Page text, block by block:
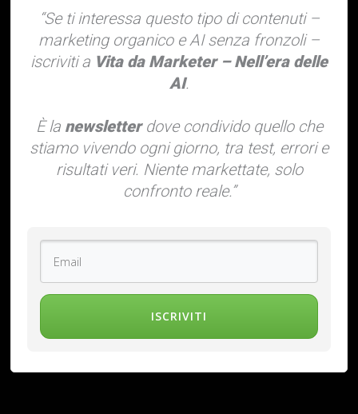
“Se ti interessa questo tipo di contenuti –
marketing organico e AI senza fronzoli –
iscriviti a Vita da Marketer – Nell’era delle
AI.
È la newsletterdove condivido quello che
stiamo vivendo ogni giorno, tra test, errori e
risultati veri. Niente markettate, solo
confronto reale.”
ISCRIVITI